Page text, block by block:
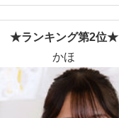
★ランキング第2位★
かほ